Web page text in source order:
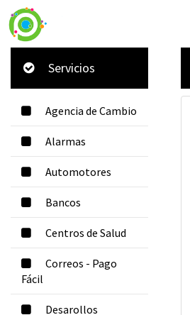
Servicios
Agencia de Cambio
Alarmas
Automotores
Bancos
Centros de Salud
Correos - Pago
Fácil
Desarollos